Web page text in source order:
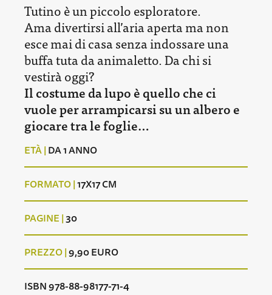
ETÀ |DA 1 ANNO
FORMATO |17X17 CM
PAGINE |30
PREZZO |9,90 EURO
ISBN 978-88-98177-71-4
Tutino è un piccolo esploratore.
Ama divertirsi all’aria aperta ma non
esce mai di casa senza indossare una
buffa tuta da animaletto. Da chi si
vestirà oggi?
Il costume da lupo è quello che ci
vuole per arrampicarsi su un albero e
giocare tra le foglie…